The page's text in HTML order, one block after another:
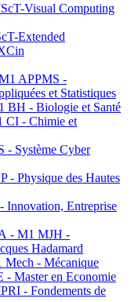
Visual Computing
Extended
APPMS -
et Statistiques
- Biologie et Santé
- Chimie et
- Système Cyber
- Physique des Hautes
Innovation, Entreprise
- M1 MJH -
Hadamard
- Mécanique
Master en Economie
- Fondements de